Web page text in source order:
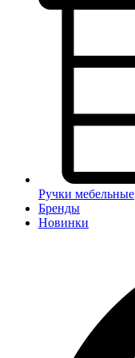
Ручки мебельные
Бренды
Новинки